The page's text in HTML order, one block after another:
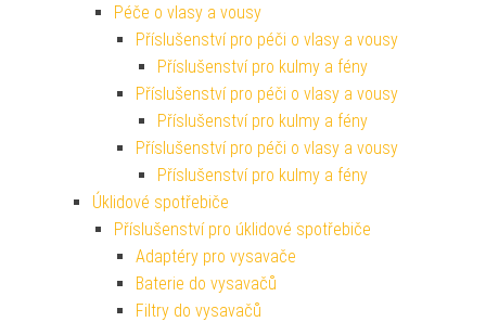
Péče o vlasy a vousy
Příslušenství pro péči o vlasy a vousy
Příslušenství pro kulmy a fény
Příslušenství pro péči o vlasy a vousy
Příslušenství pro kulmy a fény
Příslušenství pro péči o vlasy a vousy
Příslušenství pro kulmy a fény
Úklidové spotřebiče
Příslušenství pro úklidové spotřebiče
Adaptéry pro vysavače
Baterie do vysavačů
Filtry do vysavačů